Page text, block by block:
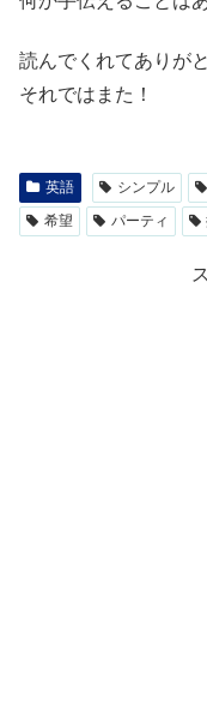
読んでくれてありが
それではまた！
英語 シンプル
希望
パーティ